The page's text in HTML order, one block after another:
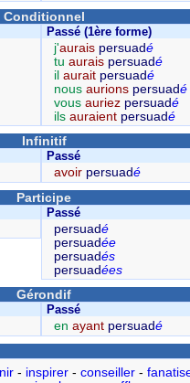
Conditionnel
Passé (1ère forme)
j'aurais persuadé
tuaurais persuadé
ilaurait persuadé
nousaurions persuadé
vousauriez persuadé
ilsauraient persuadé
Infinitif
Passé
avoir persuadé
Participe
Passé
persuadé
persuadée
persuadés
persuadées
Gérondif
Passé
enayant persuadé
- inspirer- conseiller-